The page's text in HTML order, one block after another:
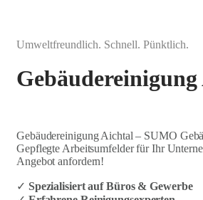
Umweltfreundlich. Schnell. Pünktlich.
Gebäudereinigung Aichtal – SUMO
Gepflegte Arbeitsumfelder für Ihr
Angebot anfordern!
✓ Spezialisiert auf Büros & Gewerbe